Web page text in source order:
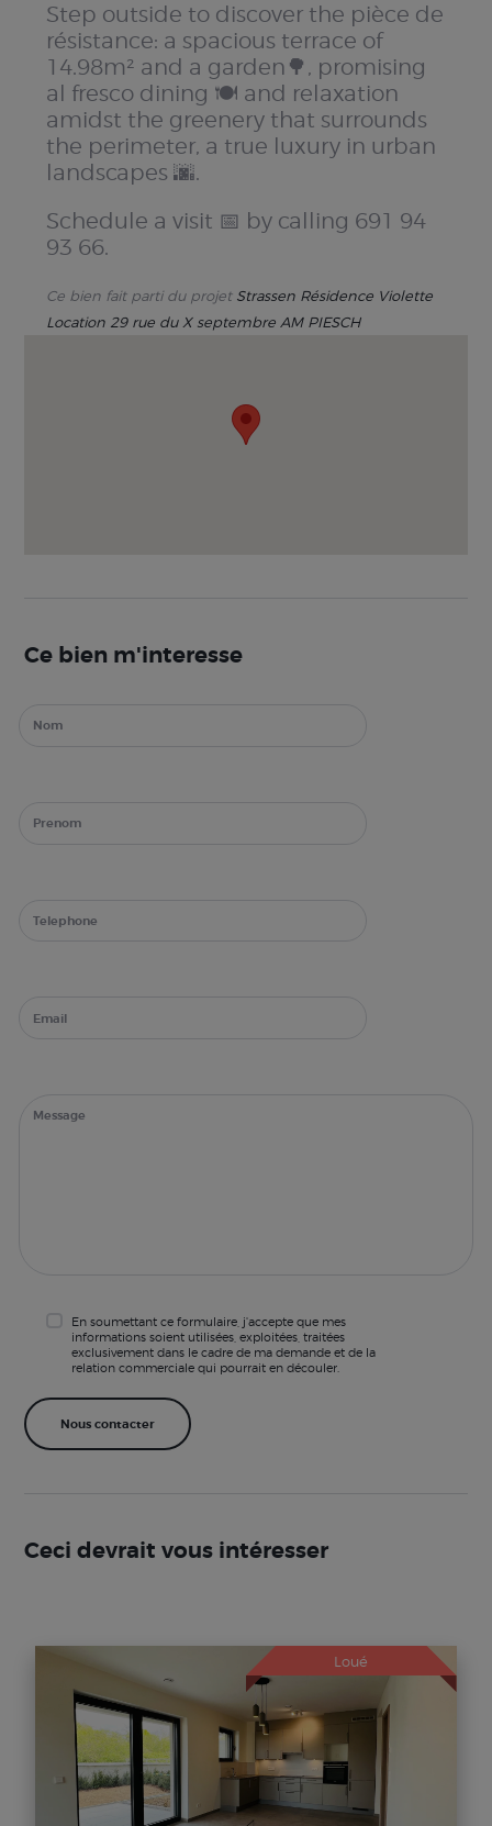
Step outside to discover the pièce de
résistance: a spacious terrace of
14.98m² and a garden🌳, promising
al fresco dining 🍽️ and relaxation
amidst the greenery that surrounds
the perimeter, a true luxury in urban
landscapes 🌆.
Schedule a visit 📅 by calling 691 94
93 66.
Ce bien fait parti du projet Strassen Résidence Violette
Location 29 rue du X septembre AM PIESCH
Ce bien m'interesse
En soumettant ce formulaire, j'accepte que mes
informations soient utilisées, exploitées, traitées
exclusivement dans le cadre de ma demande et de la
relation commerciale qui pourrait en découler.
Ceci devrait vous intéresser
Loué